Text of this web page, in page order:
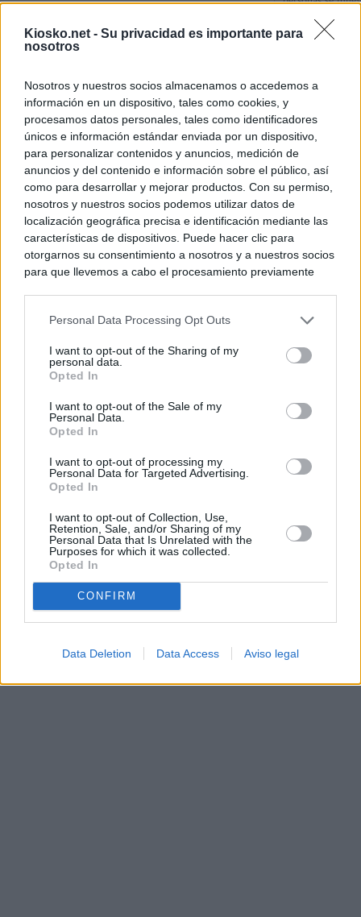
Kiosko.net - Su privacidad es importante para
nosotros
Nosotros y nuestros socios almacenamos o accedemos a
información en un dispositivo, tales como cookies, y
procesamos datos personales, tales como identificadores
únicos e información estándar enviada por un dispositivo,
para personalizar contenidos y anuncios, medición de
anuncios y del contenido e información sobre el público, así
como para desarrollar y mejorar productos. Con su permiso,
nosotros y nuestros socios podemos utilizar datos de
localización geográfica precisa e identificación mediante las
características de dispositivos. Puede hacer clic para
otorgarnos su consentimiento a nosotros y a nuestros socios
para que llevemos a cabo el procesamiento previamente
negar su consentimiento. Tenga en cuenta que algún
de su consentimiento, pero usted tiene el derecho de
rechazar tal procesamiento. Sus preferencias se aplicarán
cualquier momento entrando de nuevo en este sitio web o
visitando nuestra política de privacidad.
Personal Data Processing Opt Outs
I want to opt-out of the Sharing of my
personal data.
Opted In
I want to opt-out of the Sale of my
Personal Data.
Opted In
I want to opt-out of processing my
Personal Data for Targeted Advertising.
Opted In
I want to opt-out of Collection, Use,
Retention, Sale, and/or Sharing of my
Personal Data that Is Unrelated with the
Purposes for which it was collected.
Opted In
CONFIRM
Data Deletion Data Access Aviso legal
Rutas,
a Ceuta desde
© Kiosko.net Aviso Legal Privacidad y Cookies